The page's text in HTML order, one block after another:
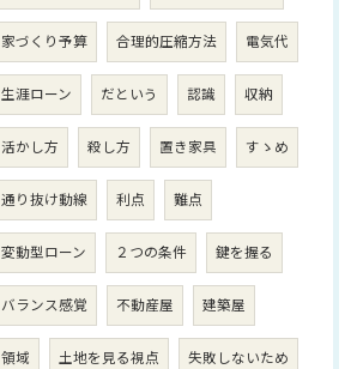
家づくり予算 合理的圧縮方法 電気代
生涯ローン だという 認識 収納
活かし方 殺し方 置き家具 すゝめ
通り抜け動線 利点 難点
変動型ローン ２つの条件 鍵を握る
バランス感覚 不動産屋 建築屋
領域 土地を見る視点 失敗しないため